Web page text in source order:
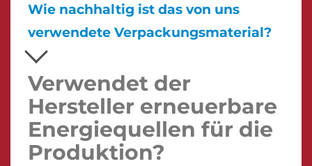
Wie nachhaltig ist das von uns
verwendete Verpackungsmaterial?
Verwendet der
Hersteller erneuerbare
Energiequellen für die
Produktion?